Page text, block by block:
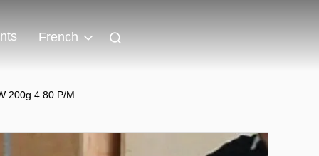
French
200g 4 80 P/M